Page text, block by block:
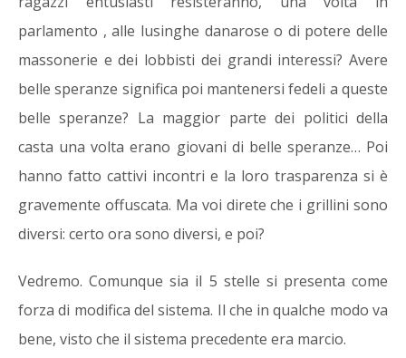
parlamento , alle lusinghe danarose o di potere delle
massonerie e dei lobbisti dei grandi interessi? Avere
belle speranze significa poi mantenersi fedeli a queste
belle speranze? La maggior parte dei politici della
casta una volta erano giovani di belle speranze… Poi
hanno fatto cattivi incontri e la loro trasparenza si è
gravemente offuscata. Ma voi direte che i grillini sono
diversi: certo ora sono diversi, e poi?
Vedremo. Comunque sia il 5 stelle si presenta come
forza di modifica del sistema. Il che in qualche modo va
bene, visto che il sistema precedente era marcio.